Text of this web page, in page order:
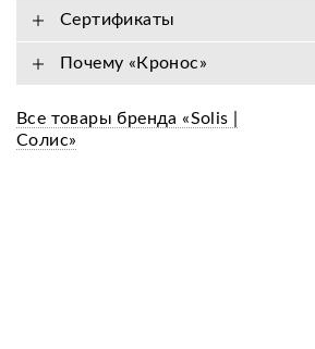
Сертификаты
Почему «Кронос»
Все товары бренда «Solis |
Cолис»